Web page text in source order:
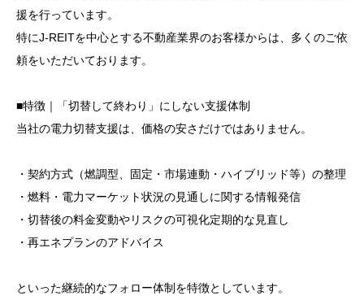
援を行っています。
特にJ-REITを中心とする不動産業界のお客様からは、多くのご依
頼をいただいております。
■特徴｜「切替して終わり」にしない支援体制
当社の電力切替支援は、価格の安さだけではありません。
・契約方式（燃調型、固定・市場連動・ハイブリッド等）の整理
・燃料・電力マーケット状況の見通しに関する情報発信
・切替後の料金変動やリスクの可視化定期的な見直し
・再エネプランのアドバイス
といった継続的なフォロー体制を特徴としています。